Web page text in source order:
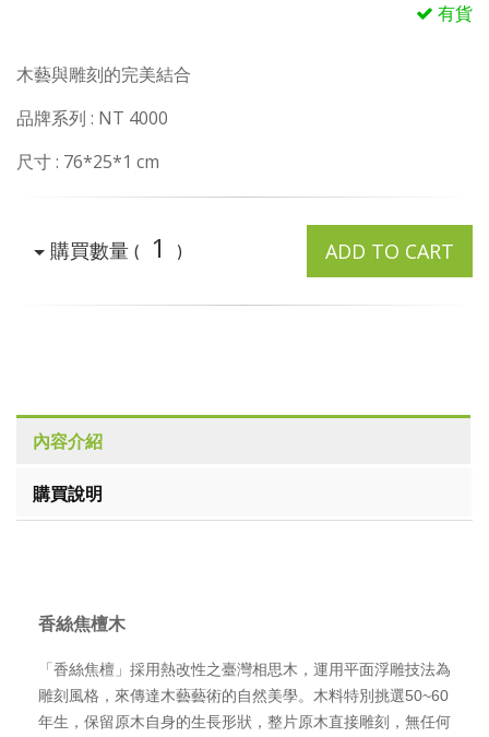
有貨
木藝與雕刻的完美結合
品牌系列 : NT 4000
尺寸 : 76*25*1 cm
購買數量 ( 1 ) ADD TO CART
內容介紹
購買說明
香絲焦檀木
「香絲焦檀」採用熱改性之臺灣相思木，運用平面浮雕技法為
雕刻風格，來傳達木藝藝術的自然美學。木料特別挑選50~60
年生，保留原木自身的生長形狀，整片原木直接雕刻，無任何